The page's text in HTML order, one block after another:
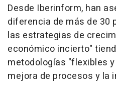
Desde Iberinform, han
diferencia de más de 30
las estrategias de
económico incierto"
metodologías "flexibles
mejora de procesos y la